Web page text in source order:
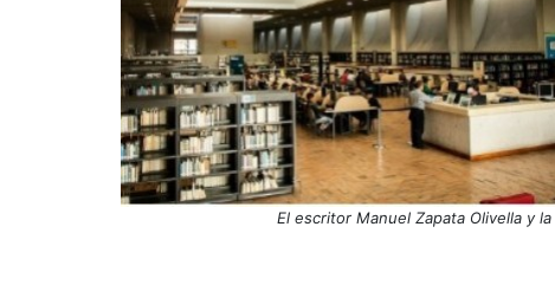
El escritor Manuel Zapata Olivella y